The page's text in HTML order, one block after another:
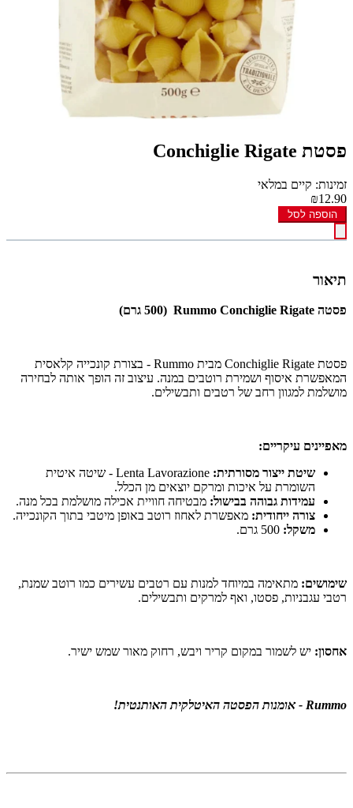
פסטת Conchiglie Rigate
זמינות: קיים במלאי
₪12.90
הוספה לסל
תיאור
פסטה Rummo Conchiglie Rigate (500 גרם)
פסטת Conchiglie Rigate מבית Rummo - בצורת קונכייה קלאסית
המאפשרת איסוף ושמירת רוטבים במנה. עיצוב זה הופך אותה לבחירה
מושלמת למגוון רחב של רטבים ותבשילים.
מאפיינים עיקריים:
שיטת ייצור מסורתית:
Lenta Lavorazione - שיטה איטית
השומרת על איכות ומרקם יוצאים מן הכלל.
עמידות גבוהה בבישול: מבטיחה חוויית אכילה מושלמת בכל מנה.
צורה ייחודית: מאפשרת לאחוז רוטב באופן מיטבי בתוך הקונכייה.
משקל:
שימושים: מתאימה במיוחד למנות עם רטבים עשירים כמו רוטב שמנת,
רטבי עגבניות, פסטו, ואף למרקים ותבשילים.
אחסון: יש לשמור במקום קריר ויבש, רחוק מאור שמש ישיר.
Rummo - אומנות הפסטה האיטלקית האותנטית!